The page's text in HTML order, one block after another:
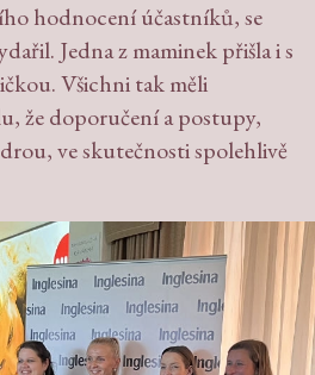
hodnocení účastníků, se
Jedna z maminek přišla i s
Všichni tak měli
že doporučení a postupy,
ve skutečnosti spolehlivě